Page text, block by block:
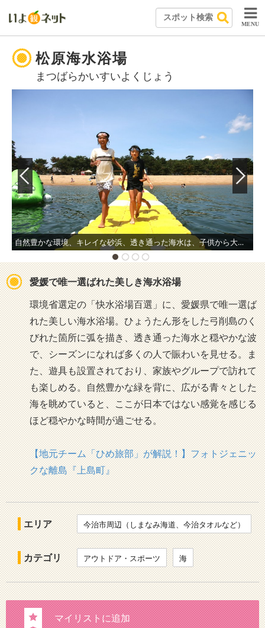
MENU
松原海水浴場
まつばらかいすいよくじょう
自然豊かな環境、キレイな砂浜、透き通った海水は、子供から大人まで楽しめる海水浴場。
愛媛で唯一選ばれた美しき海水浴場
環境省選定の「快水浴場百選」に、愛媛県で唯一選ば
れた美しい海水浴場。ひょうたん形をした弓削島のく
びれた箇所に弧を描き、透き通った海水と穏やかな波
で、シーズンになれば多くの人で賑わいを見せる。ま
た、遊具も設置されており、家族やグループで訪れて
も楽しめる。自然豊かな緑を背に、広がる青々とした
海を眺めていると、ここが日本ではない感覚を感じる
ほど穏やかな時間が過ごせる。
【地元チーム「ひめ旅部」が解説！】フォトジェニッ
クな離島『上島町』
エリア 今治市周辺（しまなみ海道、今治タオルなど）
カテゴリ アウトドア・スポーツ 海